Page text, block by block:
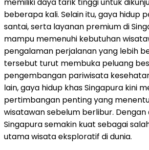
beberapa kali. Selain itu, gaya hidup
santai, serta layanan premium di
mampu memenuhi kebutuhan
pengalaman perjalanan yang lebih
tersebut turut membuka peluang
pengembangan pariwisata
lain, gaya hidup khas Singapura kini
pertimbangan penting yang
wisatawan sebelum berlibur. Dengan
Singapura semakin kuat sebagai
utama wisata eksploratif di dunia.